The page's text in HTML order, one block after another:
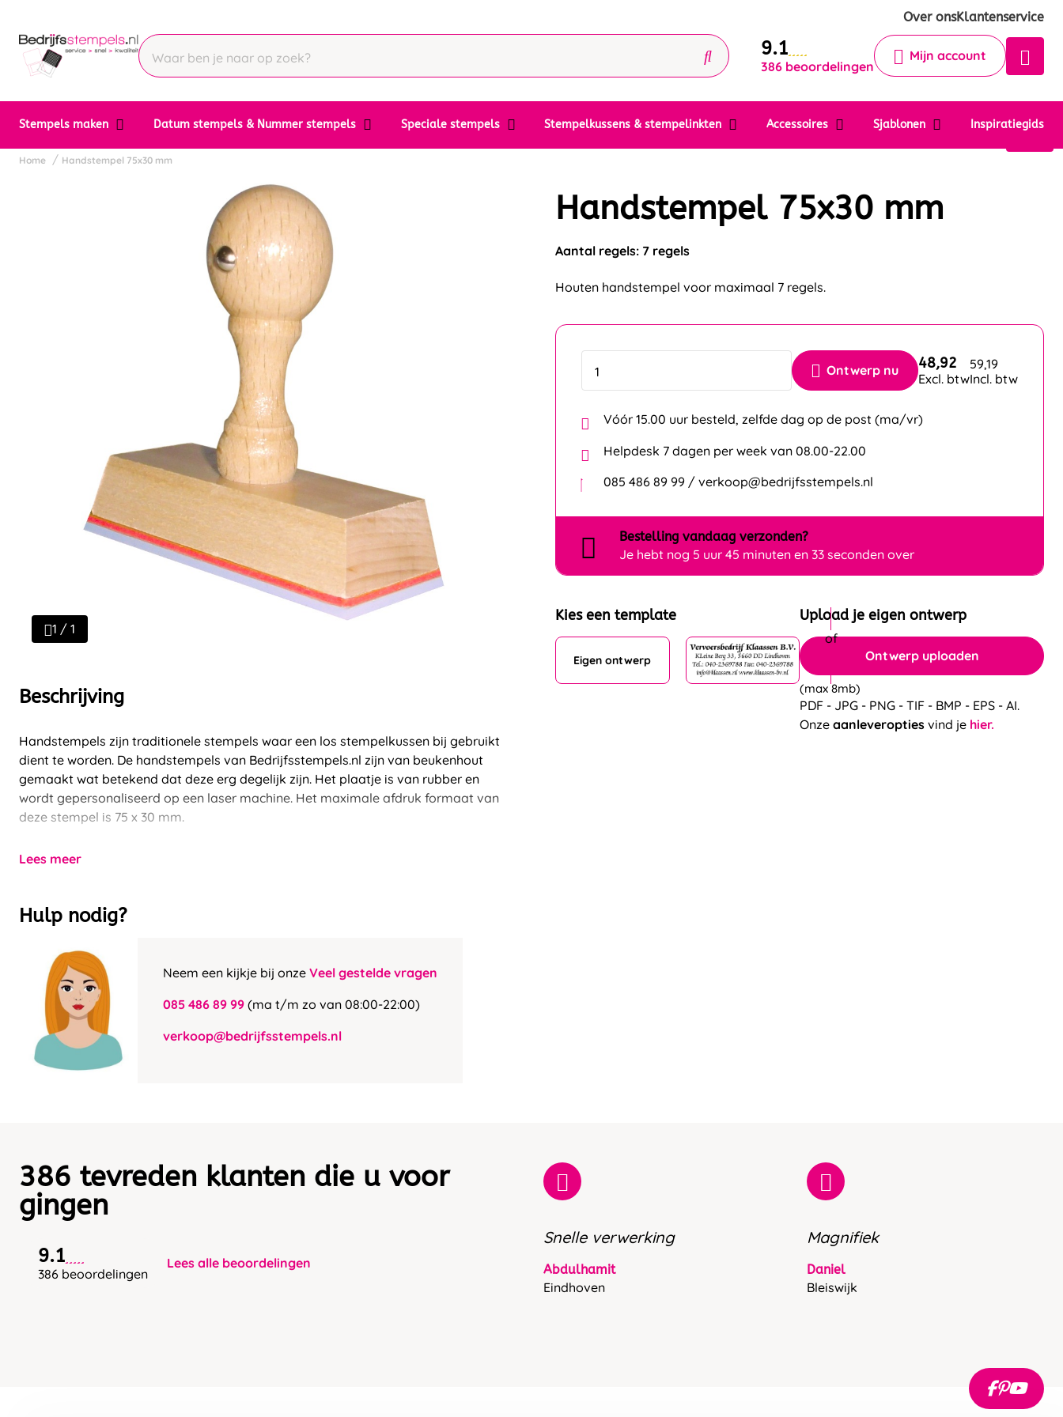
Over onsKlantenservice
9.1
386 beoordelingen
Mijn account
Stempels maken Datum stempels & Nummer stempels Speciale stempels Stempelkussens & stempelinkten Accessoires Sjablonen Inspiratiegids
Krijg een antwoord op uw vraag
Chat 24/7 met onze chatbot voor
Contact
Home Handstempel 75x30 mm
1 / 1
Beschrijving
Handstempels zijn traditionele stempels waar een los stempelkussen bij gebruikt
dient te worden. De handstempels van Bedrijfsstempels.nl zijn van beukenhout
gemaakt wat betekend dat deze erg degelijk zijn. Het plaatje is van rubber en
wordt gepersonaliseerd op een laser machine. Het maximale afdruk formaat van
deze stempel is 75 x 30 mm.
Lees meer
Hulp nodig?
Neem een kijkje bij onze Veel gestelde vragen
085 486 89 99 (ma t/m zo van 08:00-22:00)
verkoop@bedrijfsstempels.nl
Handstempel 75x30 mm
Aantal regels: 7 regels
Houten handstempel voor maximaal 7 regels.
Ontwerp nu 48,92
Excl. btw
59,19
Incl. btw
Vóór 15.00 uur besteld, zelfde dag op de post (ma/vr)
Helpdesk 7 dagen per week van 08.00-22.00
085 486 89 99 / verkoop@bedrijfsstempels.nl
Bestelling vandaag verzonden?
Je hebt nog 5 uur 45 minuten en 32 seconden over
Kies een template
Eigen ontwerp
Upload je eigen ontwerp
Ontwerp uploaden
(max 8mb)
PDF - JPG - PNG - TIF - BMP - EPS - AI.
Onze aanleveropties vind je hier.
386 tevreden klanten die u voor
gingen
9.1
386 beoordelingen
Lees alle beoordelingen
Snelle verwerking
Abdulhamit
Eindhoven
Magnifiek
Daniel
Bleiswijk